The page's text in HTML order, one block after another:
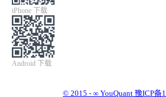
iPhone 下载
Android 下载
© 2015 - ∞ YouQuant 豫ICP备